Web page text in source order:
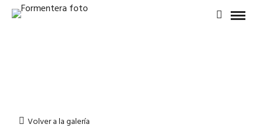
Volver a la galería